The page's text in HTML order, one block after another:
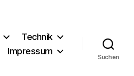
Technik
Impressum
Suchen